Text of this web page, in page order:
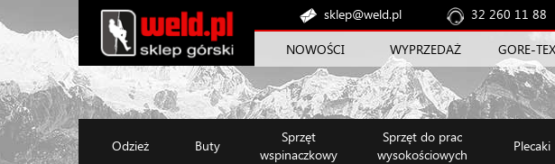
sklep@weld.pl 32 260 11 88
NOWOŚCI WYPRZEDAŻ GORE-TEX
Odzież Buty
Sprzęt
wspinaczkowy
Sprzęt do prac
wysokościowych
Plecaki